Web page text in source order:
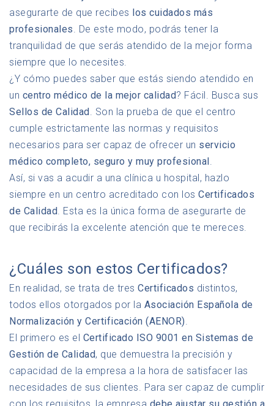
asegurarte de que recibes los cuidados más
profesionales. De este modo, podrás tener la
tranquilidad de que serás atendido de la mejor forma
siempre que lo necesites.
¿Y cómo puedes saber que estás siendo atendido en
un centro médico de la mejor calidad? Fácil. Busca sus
Sellos de Calidad. Son la prueba de que el centro
cumple estrictamente las normas y requisitos
necesarios para ser capaz de ofrecer un servicio
médico completo, seguro y muy profesional.
Así, si vas a acudir a una clínica u hospital, hazlo
siempre en un centro acreditado con los Certificados
de Calidad. Esta es la única forma de asegurarte de
que recibirás la excelente atención que te mereces.
¿Cuáles son estos Certificados?
En realidad, se trata de tres Certificados distintos,
todos ellos otorgados por la Asociación Española de
Normalización y Certificación (AENOR).
El primero es el Certificado ISO 9001 en Sistemas de
Gestión de Calidad, que demuestra la precisión y
capacidad de la empresa a la hora de satisfacer las
necesidades de sus clientes. Para ser capaz de cumplir